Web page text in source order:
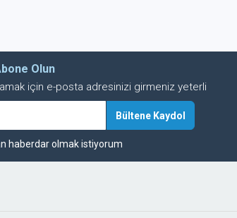
Olun
için e-posta adresinizi girmeniz yeterli
haberdar olmak istiyorum